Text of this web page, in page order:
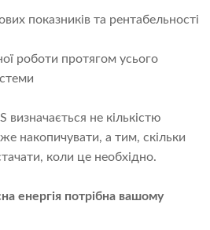
показників та рентабельності
роботи протягом усього
визначається не кількістю
накопичувати, а тим, скільки
коли це необхідно.
енергія потрібна вашому